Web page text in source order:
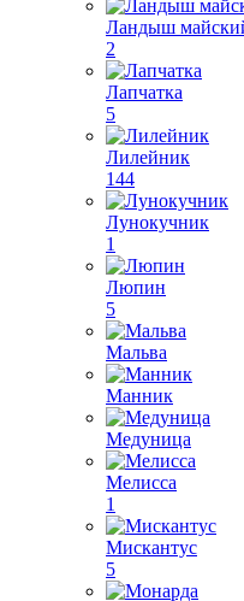
Ландыш
2
Лапчатка
5
Лилейник
144
Лунокучник
1
Люпин
5
Мальва
Манник
Медуница
Мелисса
1
Мискантус
5